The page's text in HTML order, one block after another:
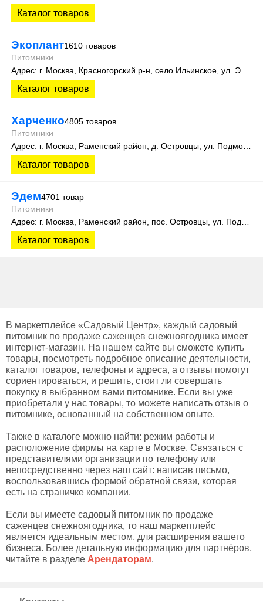
Каталог товаров
Экоплант1610 товаров
Питомники
Каталог товаров
Харченко4805 товаров
Питомники
Каталог товаров
Эдем4701 товар
Питомники
Каталог товаров
В маркетплейсе «Садовый Центр», каждый садовый
питомник по продаже саженцев снежноягодника имеет
интернет-магазин. На нашем сайте вы сможете купить
товары, посмотреть подробное описание деятельности,
каталог товаров, телефоны и адреса, а отзывы помогут
сориентироваться, и решить, стоит ли совершать
покупку в выбранном вами питомнике. Если вы уже
приобретали у нас товары, то можете написать отзыв о
питомнике, основанный на собственном опыте.
Также в каталоге можно найти: режим работы и
расположение фирмы на карте в Москве. Связаться с
представителями организации по телефону или
непосредственно через наш сайт: написав письмо,
воспользовавшись формой обратной связи, которая
есть на страничке компании.
Если вы имеете садовый питомник по продаже
саженцев снежноягодника, то наш маркетплейс
является идеальным местом, для расширения вашего
бизнеса. Более детальную информацию для партнёров,
читайте в разделе Арендаторам.